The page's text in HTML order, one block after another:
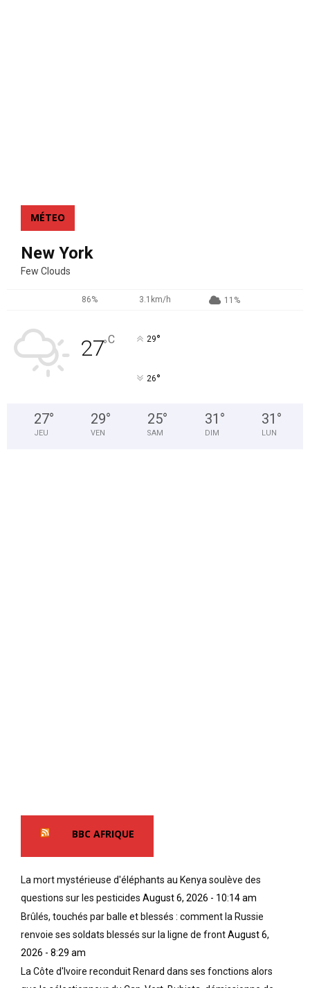
MÉTEO
New York
Few Clouds
86% 3.1km/h 11%
27°C 29°
26°
27°
JEU
29°
VEN
25°
SAM
31 °
DIM
31 °
LUN
BBC AFRIQUE
La mort mystérieuse d'éléphants au Kenya soulève des
questions sur les pesticides August 6, 2026 - 10:14 am
Brûlés, touchés par balle et blessés : comment la Russie
renvoie ses soldats blessés sur la ligne de frontAugust 6,
2026 - 8:29 am
La Côte d'Ivoire reconduit Renard dans ses fonctions alors